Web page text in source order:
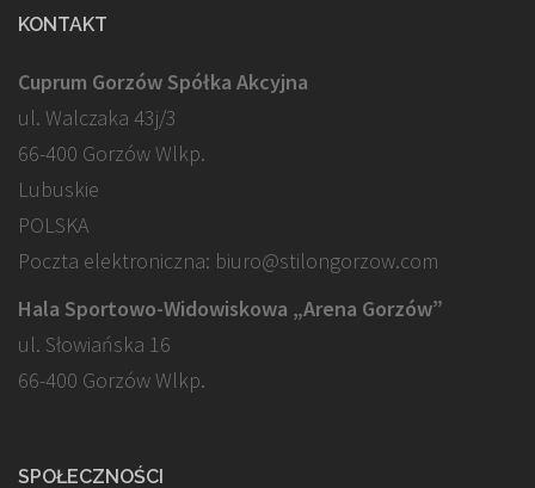
KONTAKT
Cuprum Gorzów Spółka Akcyjna
ul. Walczaka 43j/3
66-400 Gorzów Wlkp.
Lubuskie
POLSKA
Poczta elektroniczna: biuro@stilongorzow.com
Hala Sportowo-Widowiskowa „Arena Gorzów”
ul. Słowiańska 16
66-400 Gorzów Wlkp.
SPOŁECZNOŚCI